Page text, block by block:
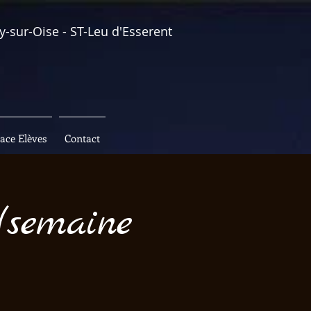
sur-Oise - ST-Leu d'Esserent
Elèves Contact